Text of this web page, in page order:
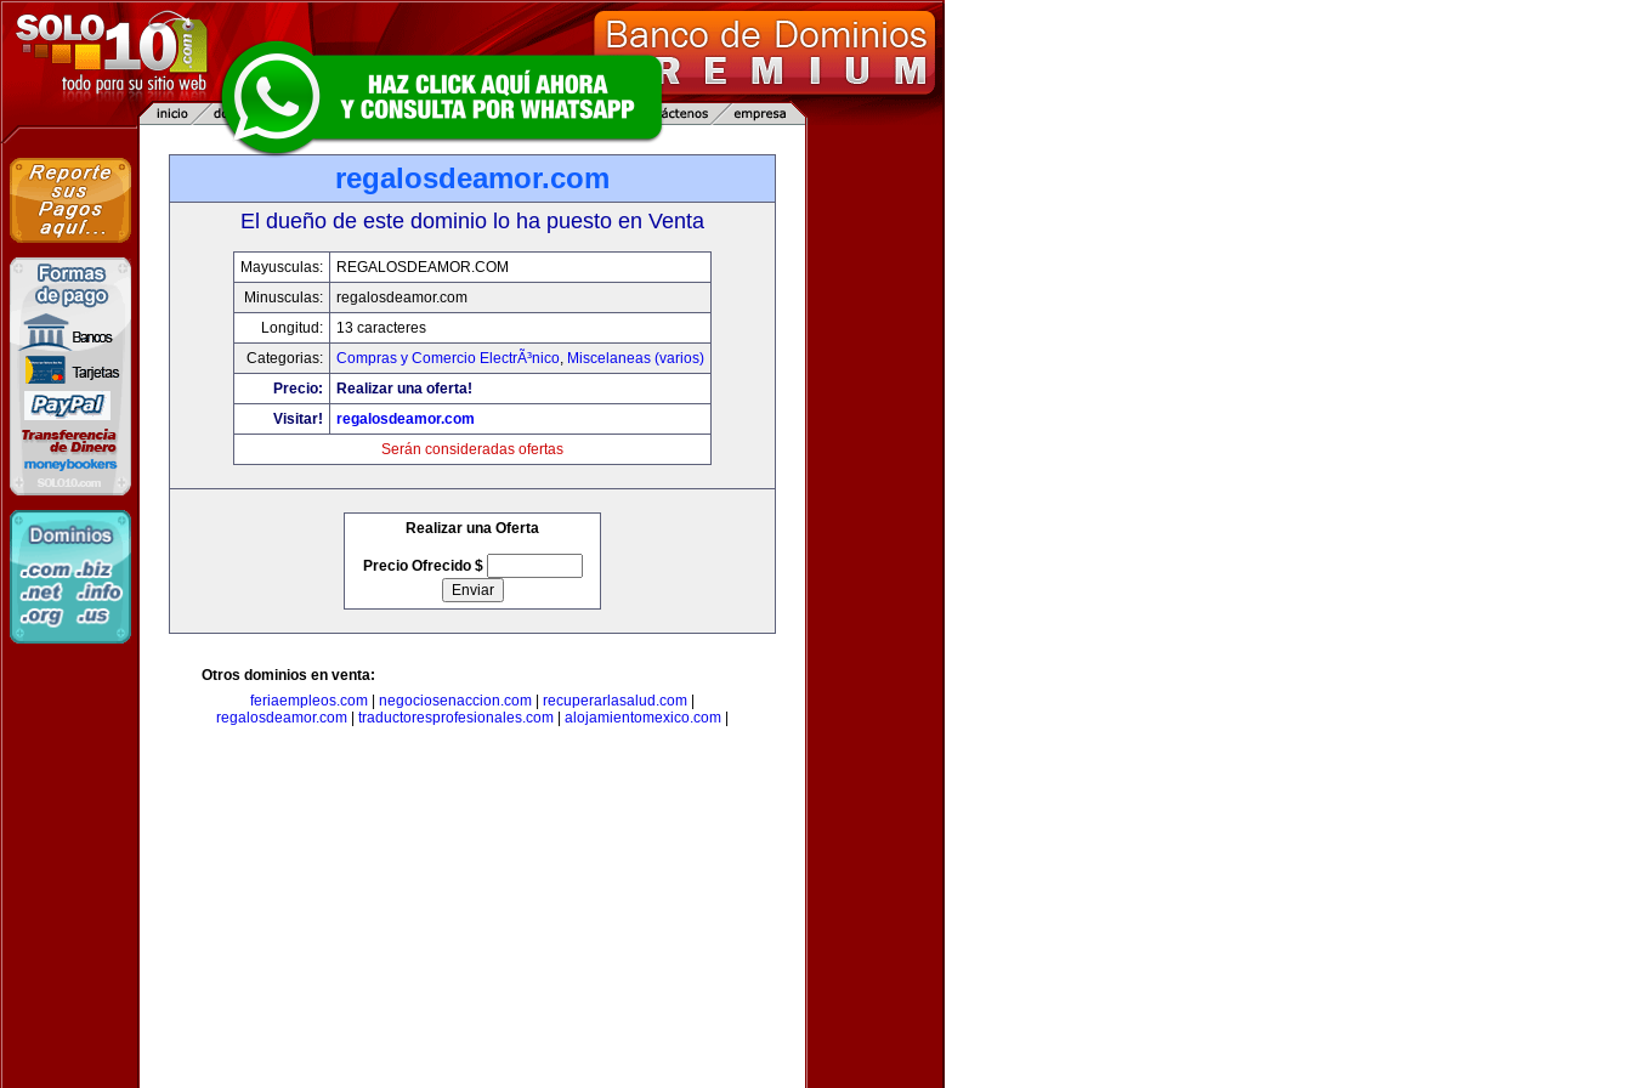
regalosdeamor.com
El dueño de este dominio lo ha puesto en Venta
Mayusculas:
REGALOSDEAMOR.COM
Minusculas:
regalosdeamor.com
Longitud:
13 caracteres
Categorias:
Compras y Comercio ElectrÃ³nico, Miscelaneas (varios)
Precio:
Realizar una oferta!
Visitar!
regalosdeamor.com
Serán consideradas ofertas
Realizar una Oferta
Precio Ofrecido $
Otros dominios en venta:
feriaempleos.com
negociosenaccion.com recuperarlasalud.com
regalosdeamor.com
traductoresprofesionales.com alojamientomexico.com